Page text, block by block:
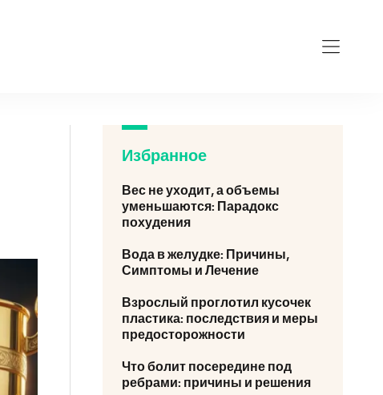
Избранное
Вес не уходит, а объемы
уменьшаются: Парадокс
похудения
Вода в желудке: Причины,
Симптомы и Лечение
Взрослый проглотил кусочек
пластика: последствия и меры
предосторожности
Что болит посередине под
ребрами: причины и решения